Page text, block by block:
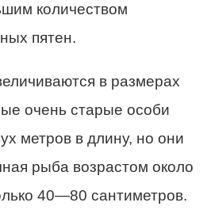
количеством
пятен.
в размерах
очень старые особи
метров в длину, но они
рыба возрастом около
40—80 сантиметров.